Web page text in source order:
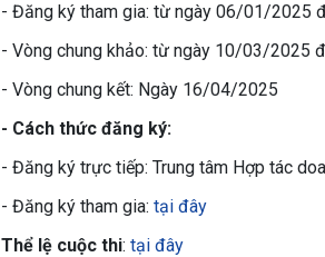
- Đăng ký tham gia: từ ngày 06/01/2025
- Vòng chung khảo: từ ngày 10/03/2025
- Vòng chung kết: Ngày 16/04/2025
- Cách thức đăng ký:
- Đăng ký trực tiếp: Trung tâm Hợp tác
- Đăng ký tham gia: tại đây
Thể lệ cuộc thi: tại đây